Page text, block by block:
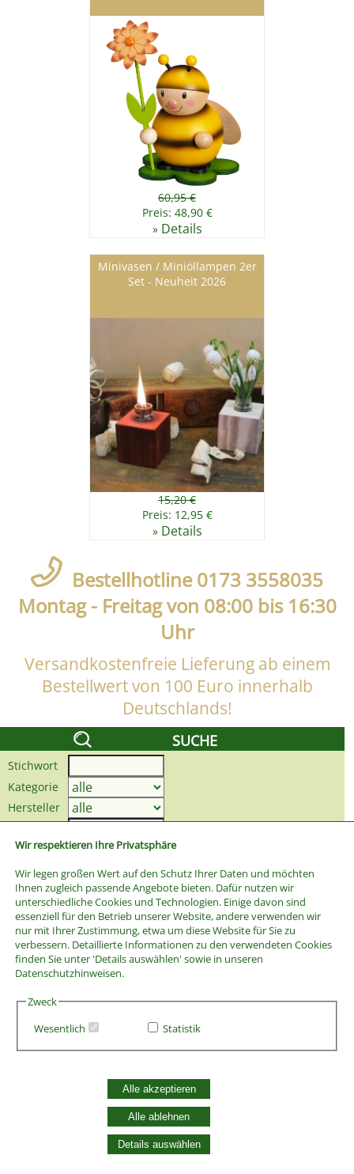
Wir respektieren Ihre Privatsphäre
Wir legen großen Wert auf den Schutz Ihrer Daten und möchten
Ihnen zugleich passende Angebote bieten. Dafür nutzen wir
unterschiedliche Cookies und Technologien. Einige davon sind
essenziell für den Betrieb unserer Website, andere verwenden wir
nur mit Ihrer Zustimmung, etwa um diese Website für Sie zu
verbessern. Detaillierte Informationen zu den verwendeten Cookies
finden Sie unter 'Details auswählen' sowie in unseren
Datenschutzhinweisen.
Zweck
Wesentlich
Statistik
Alle akzeptieren
Alle ablehnen
Details auswählen
60,95 €
Preis: 48,90 €
» Details
Minivasen / Miniöllampen 2er
Set - Neuheit 2026
15,20 €
Preis: 12,95 €
» Details
Bestellhotline 0173 3558035
Montag - Freitag von 08:00 bis 16:30
Uhr
Versandkostenfreie Lieferung ab einem
Bestellwert von 100 Euro innerhalb
Deutschlands!
SUCHE
Stichwort
Kategorie
Hersteller
Widerrufsbelehrung
Vertrag widerrufen
Datenschutzerklärung
Zahlung und Versand
Batterieentsorgung